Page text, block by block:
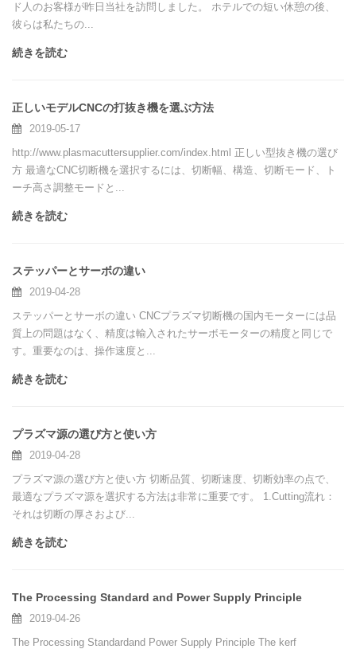
ド人のお客様が昨日当社を訪問しました。 ホテルでの短い休憩の後、
彼らは私たちの...
続きを読む
正しいモデルCNCの打抜き機を選ぶ方法
2019-05-17
http://www.plasmacuttersupplier.com/index.html 正しい型抜き機の選び
方 最適なCNC切断機を選択するには、切断幅、構造、切断モード、ト
ーチ高さ調整モードと...
続きを読む
ステッパーとサーボの違い
2019-04-28
ステッパーとサーボの違い CNCプラズマ切断機の国内モーターには品
質上の問題はなく、精度は輸入されたサーボモーターの精度と同じで
す。重要なのは、操作速度と...
続きを読む
プラズマ源の選び方と使い方
2019-04-28
プラズマ源の選び方と使い方 切断品質、切断速度、切断効率の点で、
最適なプラズマ源を選択する方法は非常に重要です。 1.Cutting流れ：
それは切断の厚さおよび...
続きを読む
The Processing Standard and Power Supply Principle
2019-04-26
The Processing Standardand Power Supply Principle The kerf